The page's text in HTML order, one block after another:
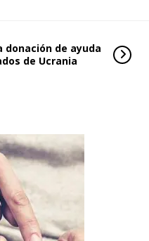
de ayuda
de Ucrania